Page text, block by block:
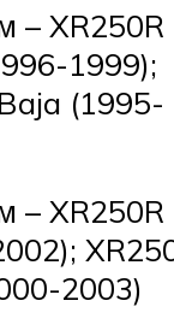
– XR250R
1999);
(1995-
– XR250R
2003)